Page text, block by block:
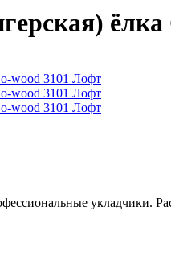
укладчики.